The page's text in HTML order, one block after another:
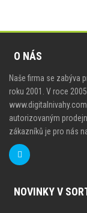
O NÁS
Naše firma se zabýva
roku 2001. V roce
autorizovaným
zákazníků je pro nás
NOVINKY V